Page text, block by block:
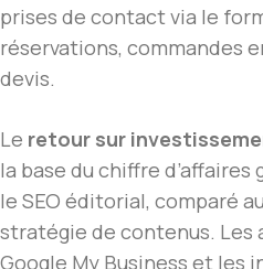
prises de contact via le
réservations, commandes
devis.
Le retour sur
la base du chiffre
le SEO éditorial, comparé
stratégie de contenus. Les
Google My Business et les